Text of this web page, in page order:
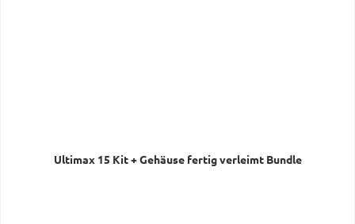
Ultimax 15 Kit + Gehäuse fertig verleimt Bundle